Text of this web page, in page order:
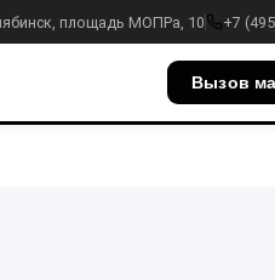
площадь МОПРа, 10 +7
Вызов